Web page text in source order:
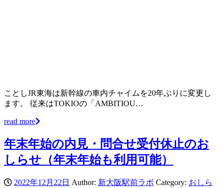
ことしJR東海は新幹線の車内チャイムを20年ぶりに変更し
ます。 従来はTOKIOの「AMBITIOU…
read more
年末年始の内見・問合せ受付休止のお
しらせ（年末年始も利用可能）
2022年12月22日 Author: 新大阪駅前ラボ Category: おしら